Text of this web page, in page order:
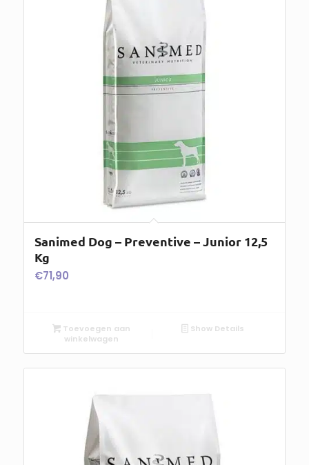
Sanimed Dog – Preventive – Junior 12,5
Kg
€71,90
Toevoegen aan
winkelwagen
Show Details